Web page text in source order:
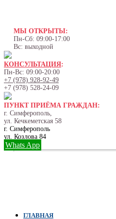
МЫ ОТКРЫТЫ:
Пн-Сб: 09:00-17:00
Вс: выходной
КОНСУЛЬТАЦИЯ:
Пн-Вс: 09:00-20:00
+7 (978) 928-92-49
+7 (978) 528-24-09
ПУНКТ ПРИЁМА ГРАЖДАН:
г. Симферополь,
ул. Кечкеметская 58
г. Симферополь
ул. Козлова 84
Whats App
ГЛАВНАЯ